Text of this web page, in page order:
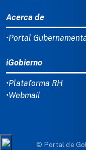
Acerca de
•Portal
iGobierno
•Plataforma RH
•Webmail
© Portal de